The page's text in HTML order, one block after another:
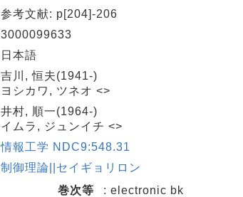
参考文献: p[204]-206
3000099633
日本語
吉川, 恒夫(1941-)
ヨシカワ, ツネオ <>
井村, 順一(1964-)
イムラ, ジュンイチ <>
情報工学 NDC9:548.31
制御理論||セイギョリロン
巻次等
: electronic bk